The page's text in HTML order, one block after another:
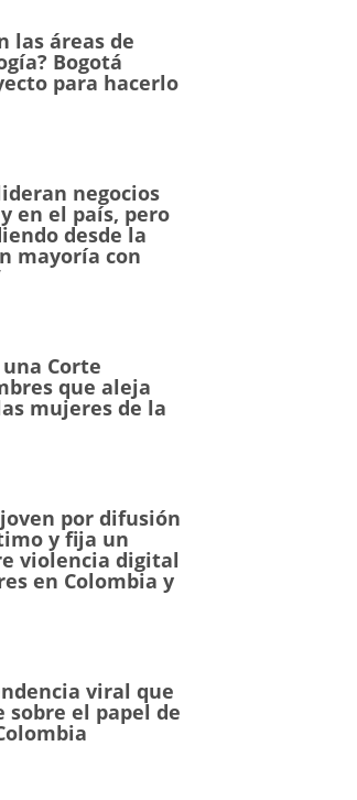
las áreas de
Bogotá
para hacerlo
negocios
en el país, pero
desde la
mayoría con
Corte
que aleja
mujeres de la
por difusión
y fija un
violencia digital
en Colombia y
viral que
sobre el papel de